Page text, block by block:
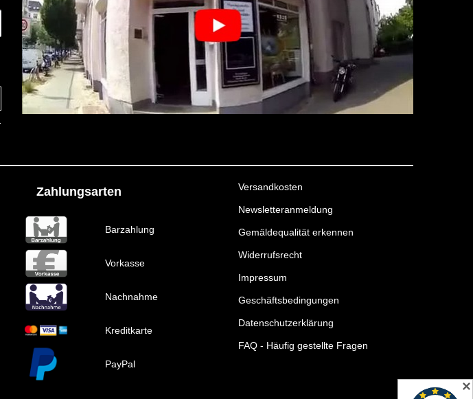
✕
Zahlungsarten
Barzahlung
Vorkasse
Nachnahme
Kreditkarte
PayPal
Versandkosten
Newsletteranmeldung
Gemäldequalität erkennen
Widerrufsrecht
Impressum
Geschäftsbedingungen
Datenschutzerklärung
FAQ - Häufig gestellte Fragen